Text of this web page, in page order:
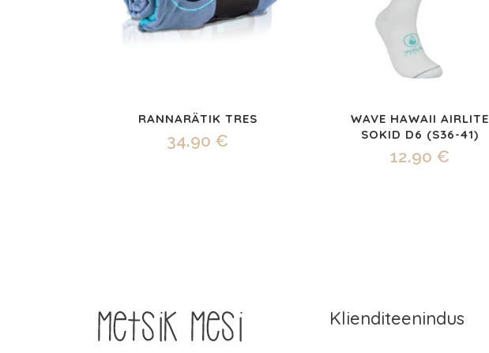
RANNARÄTIK TRES
34.90 €
WAVE HAWAII AIRLITE
SOKID D6 (S36-41)
12.90 €
Klienditeenindus